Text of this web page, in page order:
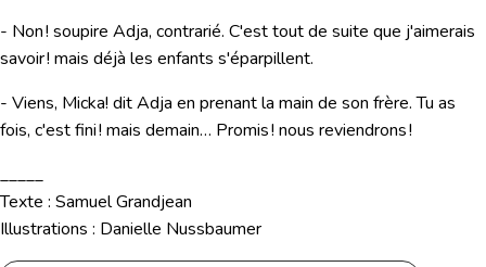
- Non ! soupire Adja, contrarié. C'est tout de suite que j'aimerais
savoir ! mais déjà les enfants s'éparpillent.
- Viens, Micka! dit Adja en prenant la main de son frère. Tu as
fois, c'est fini ! mais demain… Promis ! nous reviendrons !
_____
Texte : Samuel Grandjean
Illustrations : Danielle Nussbaumer